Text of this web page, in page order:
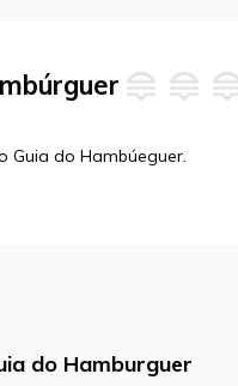
Guia do Hambúeguer.
do Hamburguer